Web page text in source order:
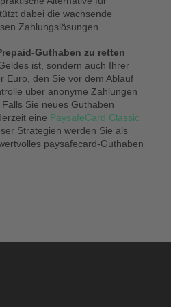
dabei die wachsende
Zahlungslösungen.
Guthaben zu retten
ist, sondern auch Ihrer
Euro, den Sie vor dem Ablauf
über anonyme Zahlungen
Sie neues Guthaben
eine PaysafeCard Classic
Strategien werden Sie als
paysafecard-Guthaben